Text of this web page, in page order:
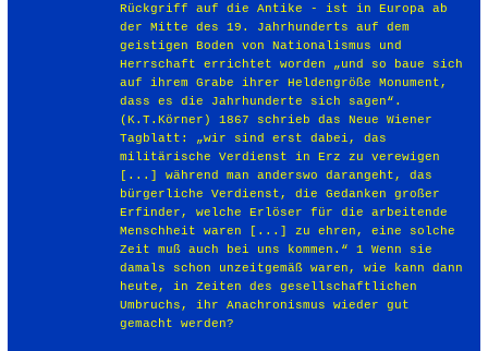
Rückgriff auf die Antike - ist in Europa ab
der Mitte des 19. Jahrhunderts auf dem
geistigen Boden von Nationalismus und
Herrschaft errichtet worden „und so baue sich
auf ihrem Grabe ihrer Heldengröße Monument,
dass es die Jahrhunderte sich sagen“.
(K.T.Körner) 1867 schrieb das Neue Wiener
Tagblatt: „wir sind erst dabei, das
militärische Verdienst in Erz zu verewigen
[...] während man anderswo darangeht, das
bürgerliche Verdienst, die Gedanken großer
Erfinder, welche Erlöser für die arbeitende
Menschheit waren [...] zu ehren, eine solche
Zeit muß auch bei uns kommen.“ 1 Wenn sie
damals schon unzeitgemäß waren, wie kann dann
heute, in Zeiten des gesellschaftlichen
Umbruchs, ihr Anachronismus wieder gut
gemacht werden?